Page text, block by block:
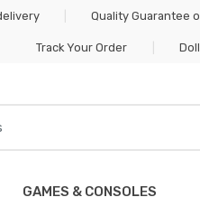
Quality Guarantee
Track Your Order
GAMES & CONSOLES